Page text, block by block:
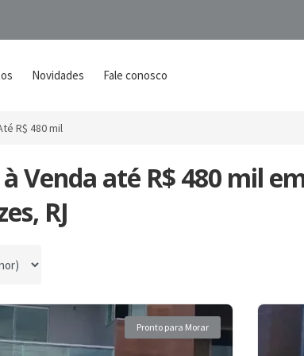
Novidades Fale conosco
R$ 480 mil
à Venda até R$ 480 mil
RJ
Pronto para Morar